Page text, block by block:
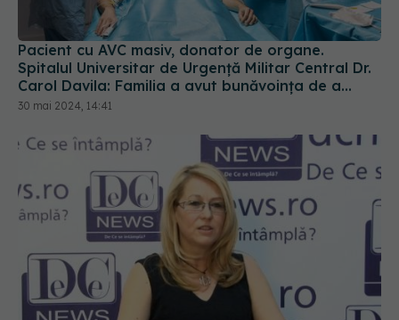
Pacient cu AVC masiv, donator de organe.
Spitalul Universitar de Urgenţă Militar Central Dr.
Carol Davila: Familia a avut bunăvoința de a
accepta donarea de organe
30 mai 2024, 14:41